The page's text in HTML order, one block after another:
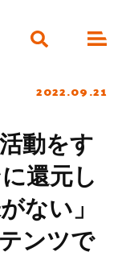
2022.09.21
動をす
還元し
ない」
ンツで